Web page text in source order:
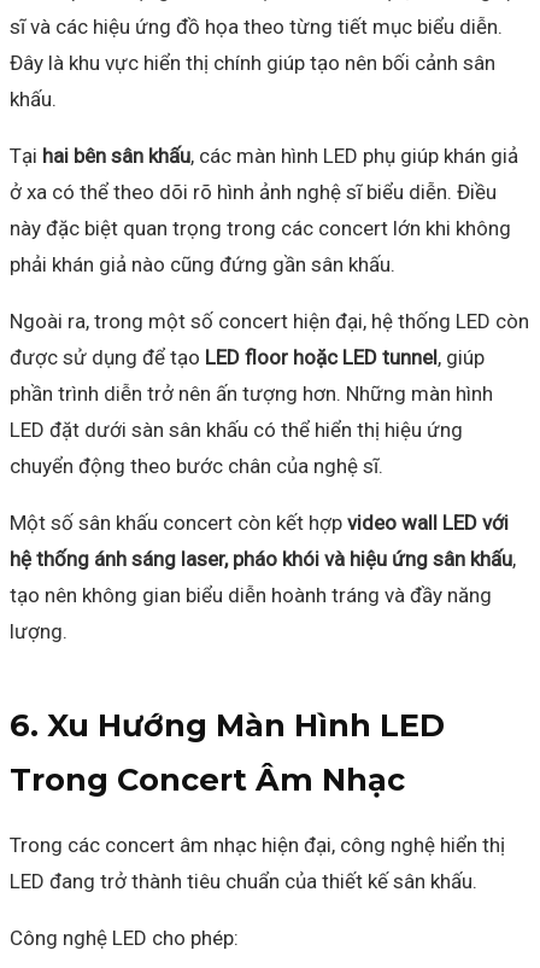
sĩ và các hiệu ứng đồ họa theo từng tiết mục biểu diễn.
Đây là khu vực hiển thị chính giúp tạo nên bối cảnh sân
khấu.
Tại hai bên sân khấu, các màn hình LED phụ giúp khán giả
ở xa có thể theo dõi rõ hình ảnh nghệ sĩ biểu diễn. Điều
này đặc biệt quan trọng trong các concert lớn khi không
phải khán giả nào cũng đứng gần sân khấu.
Ngoài ra, trong một số concert hiện đại, hệ thống LED còn
được sử dụng để tạo LED floor hoặc LED tunnel, giúp
phần trình diễn trở nên ấn tượng hơn. Những màn hình
LED đặt dưới sàn sân khấu có thể hiển thị hiệu ứng
chuyển động theo bước chân của nghệ sĩ.
Một số sân khấu concert còn kết hợp video wall LED với
hệ thống ánh sáng laser, pháo khói và hiệu ứng sân khấu,
tạo nên không gian biểu diễn hoành tráng và đầy năng
lượng.
6. Xu Hướng Màn Hình LED
Trong Concert Âm Nhạc
Trong các concert âm nhạc hiện đại, công nghệ hiển thị
LED đang trở thành tiêu chuẩn của thiết kế sân khấu.
Công nghệ LED cho phép: